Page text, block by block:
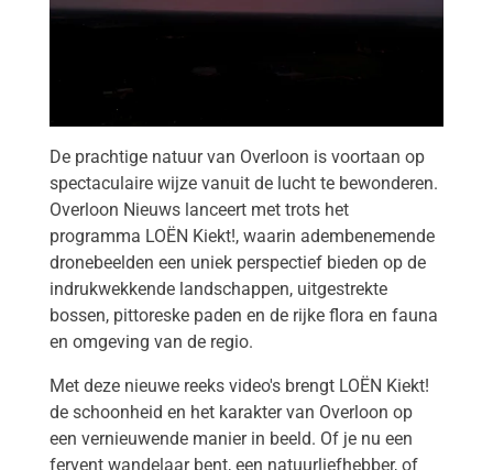
De prachtige natuur van Overloon is voortaan op
spectaculaire wijze vanuit de lucht te bewonderen.
Overloon Nieuws lanceert met trots het
programma LOËN Kiekt!, waarin adembenemende
dronebeelden een uniek perspectief bieden op de
indrukwekkende landschappen, uitgestrekte
bossen, pittoreske paden en de rijke flora en fauna
en omgeving van de regio.
Met deze nieuwe reeks video's brengt LOËN Kiekt!
de schoonheid en het karakter van Overloon op
een vernieuwende manier in beeld. Of je nu een
fervent wandelaar bent, een natuurliefhebber, of